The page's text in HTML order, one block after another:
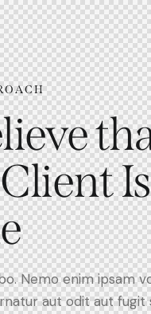
Is
Nemo enim ipsam
aut odit aut fugit